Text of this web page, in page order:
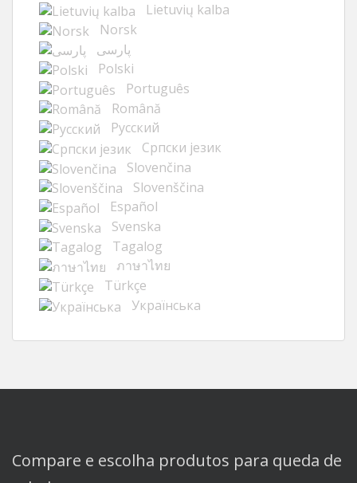
Lietuvių kalba
Norsk
پارسی
Polski
Português
Română
Русский
Cрпски језик
Slovenčina
Slovenščina
Español
Svenska
Tagalog
ภาษาไทย
Türkçe
Українська
Compare e escolha produtos para queda de